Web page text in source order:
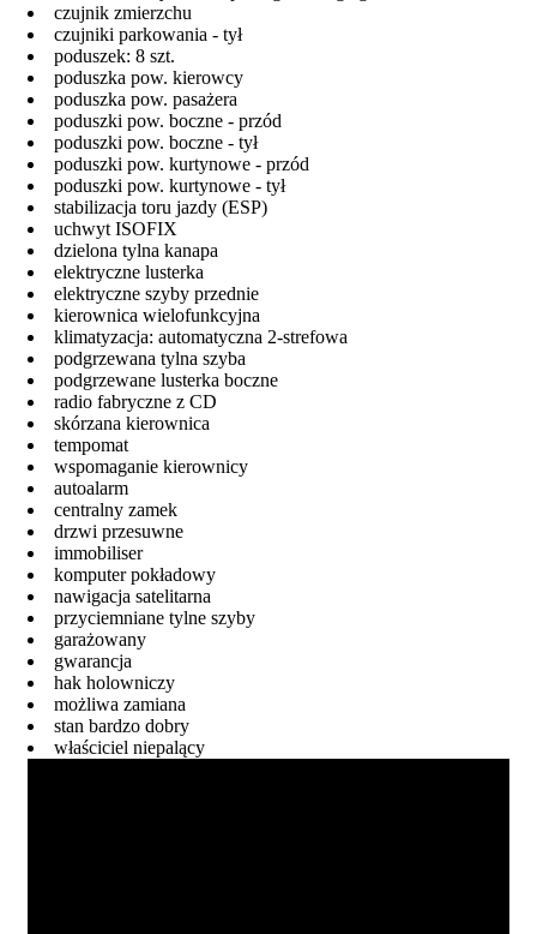
czujnik zmierzchu
czujniki parkowania - tył
poduszek: 8 szt.
poduszka pow. kierowcy
poduszka pow. pasażera
poduszki pow. boczne - przód
poduszki pow. boczne - tył
poduszki pow. kurtynowe - przód
poduszki pow. kurtynowe - tył
stabilizacja toru jazdy (ESP)
uchwyt ISOFIX
dzielona tylna kanapa
elektryczne lusterka
elektryczne szyby przednie
kierownica wielofunkcyjna
klimatyzacja: automatyczna 2-strefowa
podgrzewana tylna szyba
podgrzewane lusterka boczne
radio fabryczne z CD
skórzana kierownica
tempomat
wspomaganie kierownicy
autoalarm
centralny zamek
drzwi przesuwne
immobiliser
komputer pokładowy
nawigacja satelitarna
przyciemniane tylne szyby
garażowany
gwarancja
hak holowniczy
możliwa zamiana
stan bardzo dobry
właściciel niepalący